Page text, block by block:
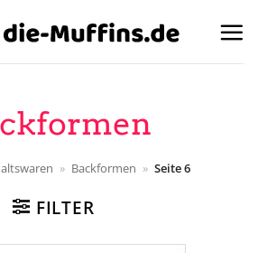
» Backformen » Seite 6
FILTER